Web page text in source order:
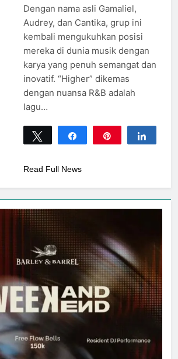
Dengan nama asli Gamaliel,
Audrey, dan Cantika, grup ini
kembali mengukuhkan posisi
mereka di dunia musik dengan
karya yang penuh semangat dan
inovatif. “Higher” dikemas
dengan nuansa R&B adalah
lagu…
Tweet Share
Read Full News